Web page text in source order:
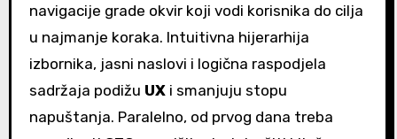
navigacije grade okvir koji vodi korisnika do cilja
u najmanje koraka. Intuitivna hijerarhija
izbornika, jasni naslovi i logična raspodjela
sadržaja podižu UXi smanjuju stopu
napuštanja. Paralelno, od prvog dana treba